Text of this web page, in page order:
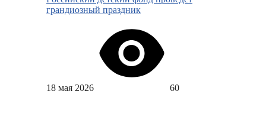
грандиозный праздник
18 мая 2026 60